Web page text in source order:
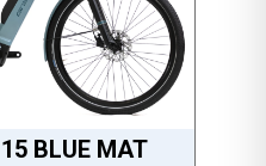
BLUE MAT